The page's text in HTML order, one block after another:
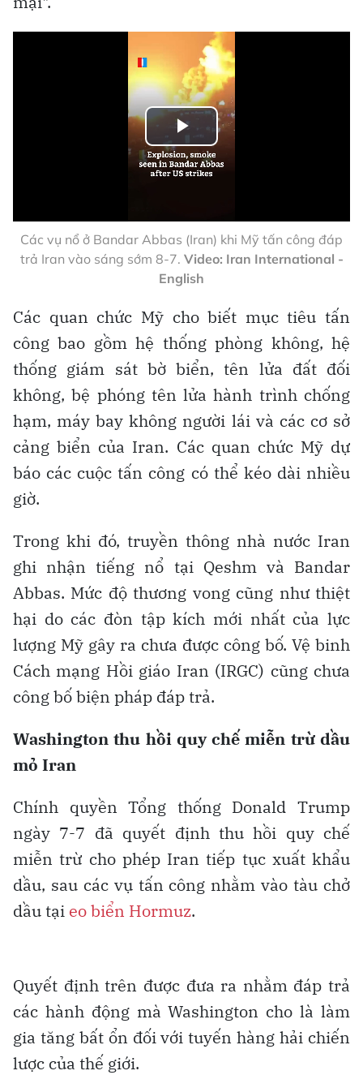
Play
Video
Các vụ nổ ở Bandar Abbas (Iran) khi Mỹ tấn công đáp
trả Iran vào sáng sớm 8-7. Video: Iran International -
English
Các quan chức Mỹ cho biết mục tiêu tấn
công bao gồm hệ thống phòng không, hệ
thống giám sát bờ biển, tên lửa đất đối
không, bệ phóng tên lửa hành trình chống
hạm, máy bay không người lái và các cơ sở
cảng biển của Iran. Các quan chức Mỹ dự
báo các cuộc tấn công có thể kéo dài nhiều
giờ.
Trong khi đó, truyền thông nhà nước Iran
ghi nhận tiếng nổ tại Qeshm và Bandar
Abbas. Mức độ thương vong cũng như thiệt
hại do các đòn tập kích mới nhất của lực
lượng Mỹ gây ra chưa được công bố. Vệ binh
Cách mạng Hồi giáo Iran (IRGC) cũng chưa
công bố biện pháp đáp trả.
Washington thu hồi quy chế miễn trừ dầu
mỏ Iran
Chính quyền Tổng thống Donald Trump
ngày 7-7 đã quyết định thu hồi quy chế
miễn trừ cho phép Iran tiếp tục xuất khẩu
dầu, sau các vụ tấn công nhằm vào tàu chở
dầu tại eo biển Hormuz.
Quyết định trên được đưa ra nhằm đáp trả
các hành động mà Washington cho là làm
gia tăng bất ổn đối với tuyến hàng hải chiến
lược của thế giới.